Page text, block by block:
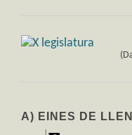
A) EINES DE